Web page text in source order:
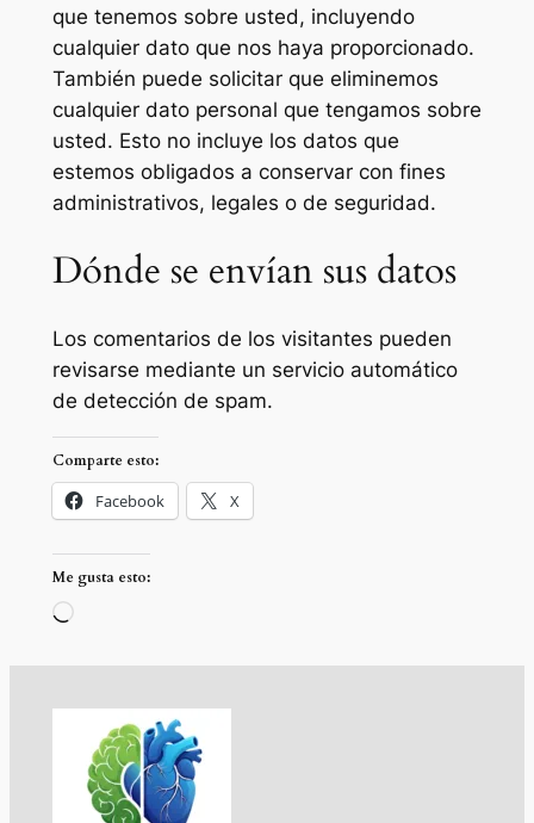
que tenemos sobre usted, incluyendo
cualquier dato que nos haya proporcionado.
También puede solicitar que eliminemos
cualquier dato personal que tengamos sobre
usted. Esto no incluye los datos que
estemos obligados a conservar con fines
administrativos, legales o de seguridad.
Dónde se envían sus datos
Los comentarios de los visitantes pueden
revisarse mediante un servicio automático
de detección de spam.
Comparte esto:
Facebook X
Me gusta esto:
Cargando…